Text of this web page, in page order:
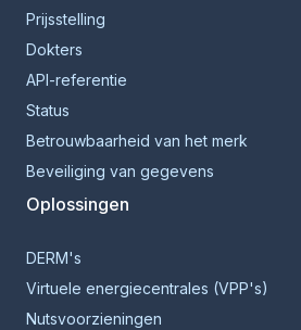
Prijsstelling
Dokters
API-referentie
Status
Betrouwbaarheid van het merk
Beveiliging van gegevens
Oplossingen
DERM's
Virtuele energiecentrales (VPP's)
Nutsvoorzieningen